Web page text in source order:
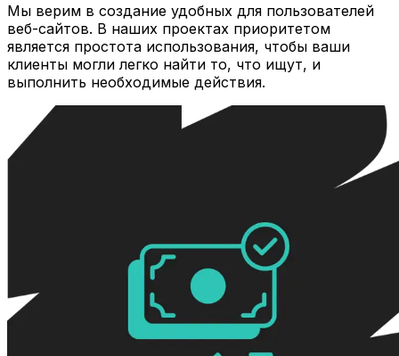
Мы верим в создание удобных для пользователей
веб-сайтов. В наших проектах приоритетом
является простота использования, чтобы ваши
клиенты могли легко найти то, что ищут, и
выполнить необходимые действия.